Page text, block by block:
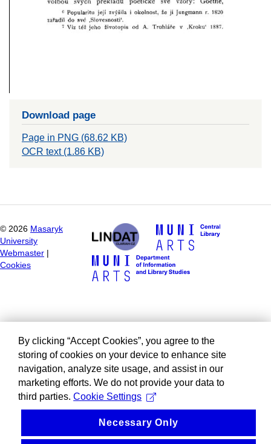
Download page
Page in PNG (68.62 KB)
OCR text (1.86 KB)
© 2026 Masaryk
University
Webmaster
Cookies
By clicking “Accept Cookies”, you agree to the
storing of cookies on your device to enhance site
navigation, analyze site usage, and assist in our
marketing efforts. We do not provide your data to
third parties. Cookie Settings
Necessary Only